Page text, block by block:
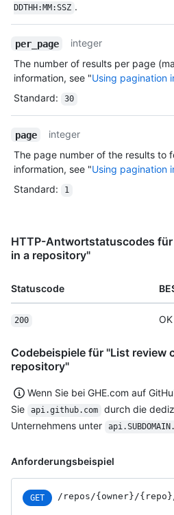
DDTHH:MM:SSZ .
per_page
integer
The number of results per page
information, see "Using pagination
Standard: 30
page
integer
The page number of the results to
information, see "Using pagination
Standard: 1
HTTP-Antwortstatuscodes
in a repository"
Statuscode
200 OK
Codebeispiele für "List review
repository"
Wenn Sie bei GHE.com auf
Sie
api.github.com
durch die
Unternehmens unter
Anforderungsbeispiel
GET /repos/{owner}/{repo}